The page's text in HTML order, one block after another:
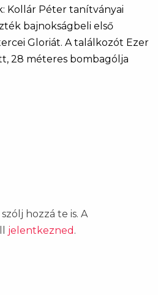
Kollár Péter tanítványai
bajnokságbeli első
Gloriát. A találkozót Ezer
28 méteres bombagólja
hozzá te is. A
jelentkezned .